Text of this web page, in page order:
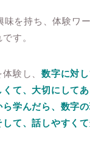
味を持ち、体験ワ
す。
体験し、数字に対
て、大切にして
ら学んだら、数字
て、話しやすく